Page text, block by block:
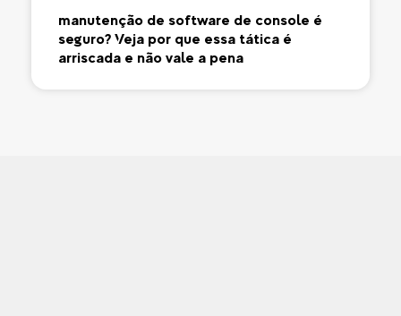
manutenção de software de console é
seguro? Veja por que essa tática é
arriscada e não vale a pena